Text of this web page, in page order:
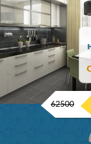
62500